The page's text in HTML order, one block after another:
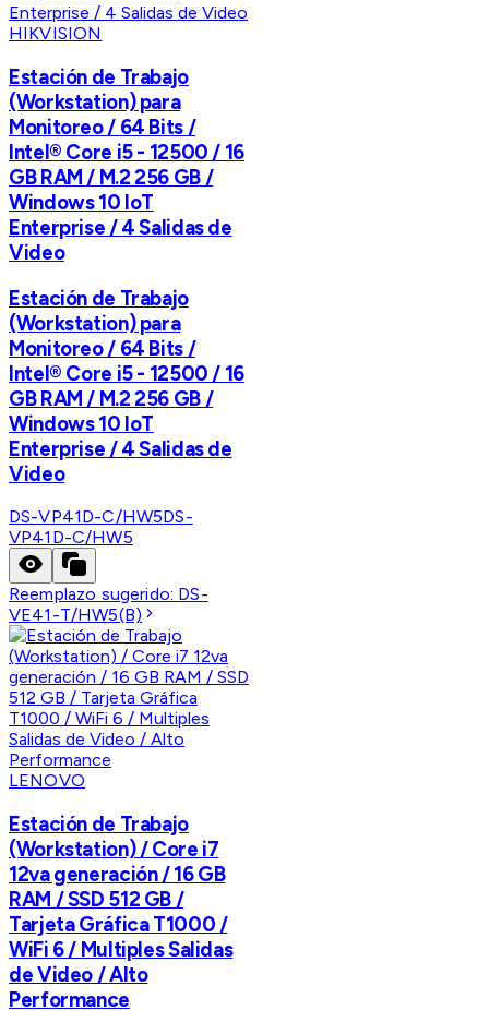
HIKVISION
Estación de Trabajo
(Workstation) para
Monitoreo / 64 Bits /
Intel® Core i5 - 12500 / 16
GB RAM / M.2 256 GB /
Windows 10 IoT
Enterprise / 4 Salidas de
Video
Estación de Trabajo
(Workstation) para
Monitoreo / 64 Bits /
Intel® Core i5 - 12500 / 16
GB RAM / M.2 256 GB /
Windows 10 IoT
Enterprise / 4 Salidas de
Video
DS-VP41D-C/HW5DS-
VP41D-C/HW5
Reemplazo sugerido: DS-
VE41-T/HW5(B)
LENOVO
Estación de Trabajo
(Workstation) / Core i7
12va generación / 16 GB
RAM / SSD 512 GB /
Tarjeta Gráfica T1000 /
WiFi 6 / Multiples Salidas
de Video / Alto
Performance